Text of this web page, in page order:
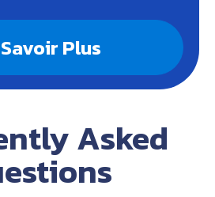
Plus
Asked